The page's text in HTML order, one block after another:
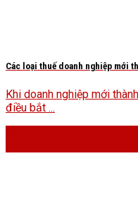
Các loại thuế doanh nghiệp mới
Khi doanh nghiệp mới
điều bắt ...